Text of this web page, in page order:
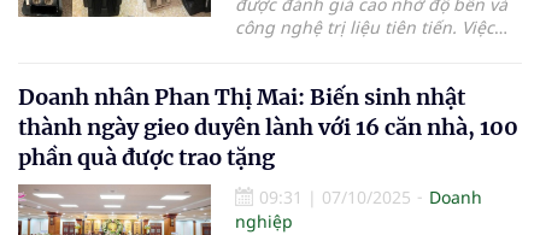
công nghệ trị liệu tiên tiến. Việc
quả. Tuy nhiên, để đảm bảo hiệu
quả trị liệu và an toàn đầu tư, cần
thẩm định nghiêm ngặt tình trạng
kỹ thuật, nguồn gốc hợp pháp, và
chế độ bảo hành kèm theo.
Doanh nhân Phan Thị Mai: Biến sinh nhật
thành ngày gieo duyên lành với 16 căn nhà, 100
phần quà được trao tặng
09:31 | 07/10/2025
Doanh
nghiệp